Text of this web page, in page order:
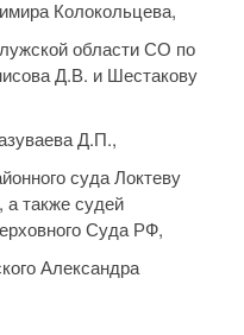
Колокольцева,
области СО по
Д.В. и Шестакову
Д.П.,
суда Локтеву
также судей
Суда РФ,
Александра